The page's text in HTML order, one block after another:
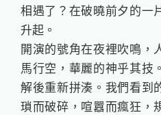
相遇了？在破曉前夕的一
升起。
開演的號角在夜裡吹鳴，
馬行空，華麗的神乎其技
解後重新拼湊。我們看到
瑣而破碎，喧囂而瘋狂，